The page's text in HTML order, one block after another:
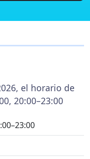
el horario de
20:00–23:00